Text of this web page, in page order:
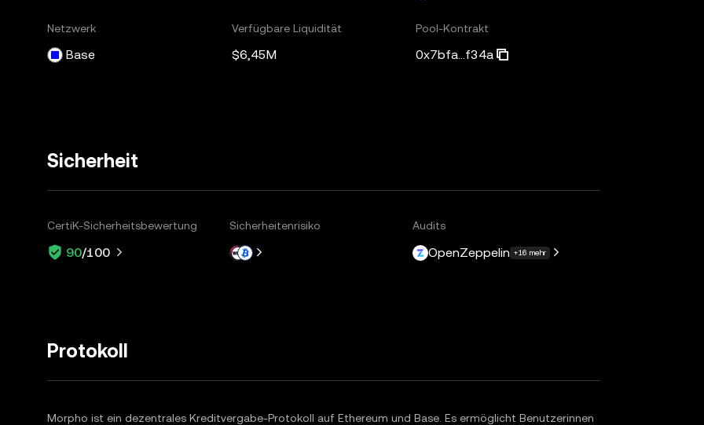
Netzwerk
Base
Verfügbare Liquidität
$6,45M
Pool-Kontrakt
0x7bfa...f34a
Sicherheit
CertiK-Sicherheitsbewertung
90/100
Sicherheitenrisiko Audits
OpenZeppelin +16 mehr
Protokoll
Morpho ist ein dezentrales Kreditvergabe-Protokoll auf Ethereum und Base. Es ermöglicht Benutzerinnen